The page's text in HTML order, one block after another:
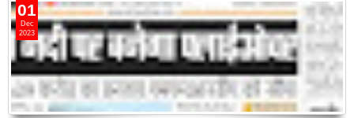
01
Dec
2023